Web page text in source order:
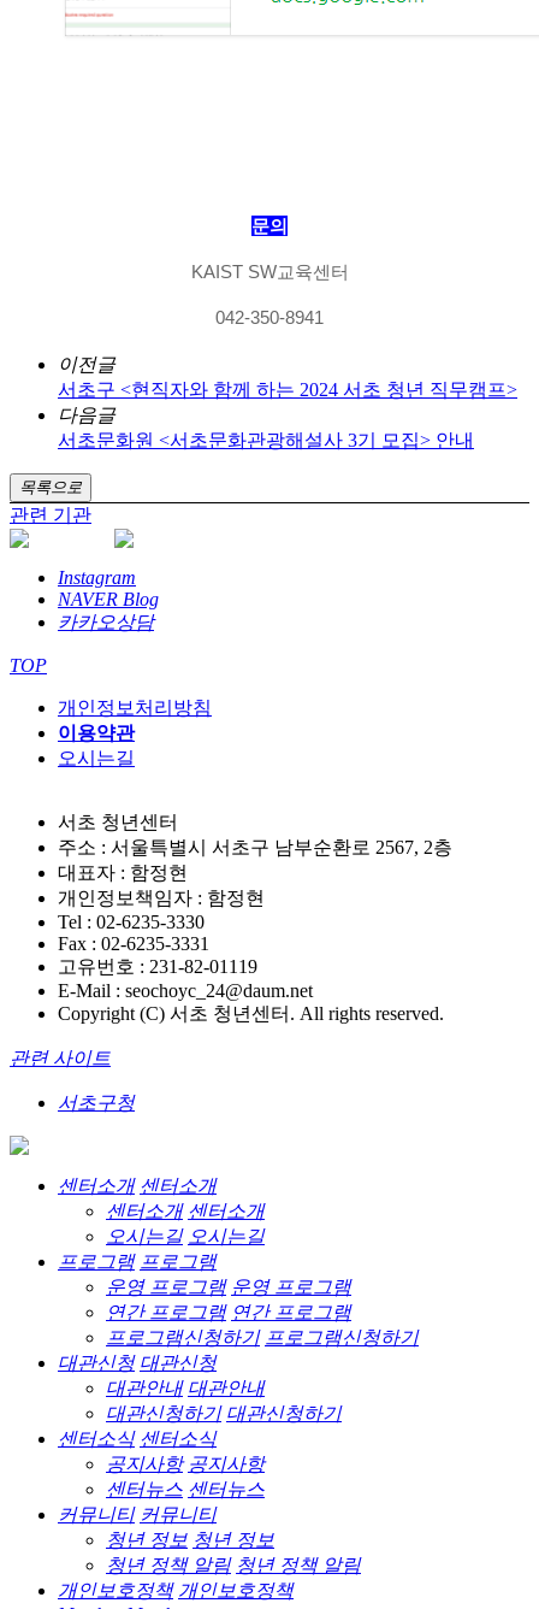
문의
KAIST SW교육센터
042-350-8941
이전글
서초구 <현직자와 함께 하는 2024 서초 청년 직무캠프>
다음글
서초문화원 <서초문화관광해설사 3기 모집> 안내
목록으로
관련 기관
Instagram
NAVER Blog
카카오상담
TOP
개인정보처리방침
이용약관
오시는길
서초 청년센터
주소 : 서울특별시 서초구 남부순환로 2567, 2층
대표자 : 함정현
개인정보책임자 : 함정현
Tel : 02-6235-3330
Fax : 02-6235-3331
고유번호 : 231-82-01119
E-Mail : seochoyc_24@daum.net
Copyright (C) 서초 청년센터. All rights reserved.
관련 사이트
서초구청
센터소개 센터소개
센터소개 센터소개
오시는길 오시는길
프로그램 프로그램
운영 프로그램 운영 프로그램
연간 프로그램 연간 프로그램
프로그램신청하기 프로그램신청하기
대관신청 대관신청
대관안내 대관안내
대관신청하기 대관신청하기
센터소식 센터소식
공지사항 공지사항
센터뉴스 센터뉴스
커뮤니티 커뮤니티
청년 정보 청년 정보
청년 정책 알림 청년 정책 알림
개인보호정책 개인보호정책